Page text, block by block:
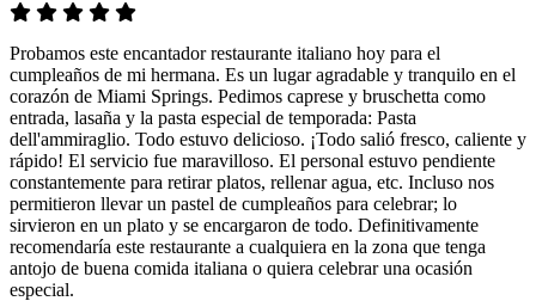
Probamos este encantador restaurante italiano hoy para el
cumpleaños de mi hermana. Es un lugar agradable y tranquilo en el
corazón de Miami Springs. Pedimos caprese y bruschetta como
entrada, lasaña y la pasta especial de temporada: Pasta
dell'ammiraglio. Todo estuvo delicioso. ¡Todo salió fresco, caliente y
rápido! El servicio fue maravilloso. El personal estuvo pendiente
constantemente para retirar platos, rellenar agua, etc. Incluso nos
permitieron llevar un pastel de cumpleaños para celebrar; lo
sirvieron en un plato y se encargaron de todo. Definitivamente
recomendaría este restaurante a cualquiera en la zona que tenga
antojo de buena comida italiana o quiera celebrar una ocasión
especial.